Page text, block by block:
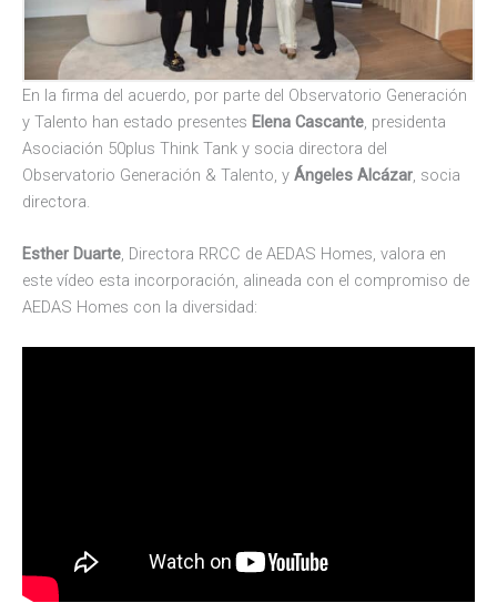
En la firma del acuerdo, por parte del Observatorio Generación
y Talento han estado presentes Elena Cascante, presidenta
Asociación 50plus Think Tank y socia directora del
Observatorio Generación & Talento, y Ángeles Alcázar, socia
directora.
Esther Duarte, Directora RRCC de AEDAS Homes, valora en
este vídeo esta incorporación, alineada con el compromiso de
AEDAS Homes con la diversidad: